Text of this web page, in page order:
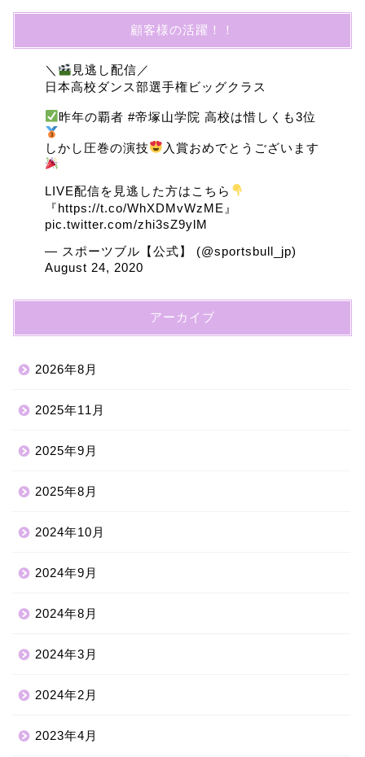
顧客様の活躍！！
＼
見逃し配信／
日本高校ダンス部選手権ビッグクラス
昨年の覇者#帝塚山学院 高校は惜しくも3位
しかし圧巻の演技 入賞おめでとうございます
LIVE配信を見逃した方はこちら
『https://t.co/WhXDMvWzME 』
pic.twitter.com/zhi3sZ9ylM
— スポーツブル【公式】 (@sportsbull_jp)
August 24, 2020
アーカイブ
2026年8月
2025年11月
2025年9月
2025年8月
2024年10月
2024年9月
2024年8月
2024年3月
2024年2月
2023年4月